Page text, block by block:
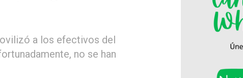
a los efectivos del
no se han